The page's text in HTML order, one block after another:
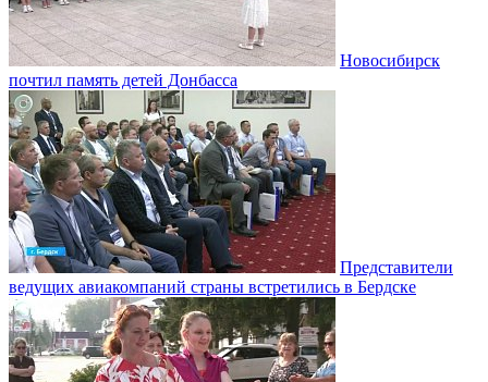
Новосибирск
почтил память детей Донбасса
Представители
ведущих авиакомпаний страны встретились в Бердске